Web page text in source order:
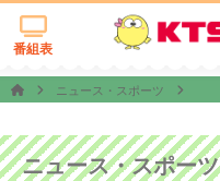
番組表
ニュース・スポーツ
ニュース・スポーツ